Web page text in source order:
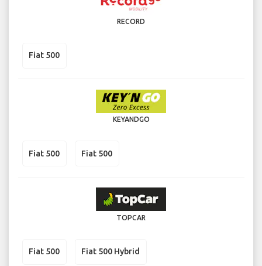
RECORD
Fiat 500
KEYANDGO
Fiat 500 Fiat 500
TOPCAR
Fiat 500 Fiat 500 Hybrid